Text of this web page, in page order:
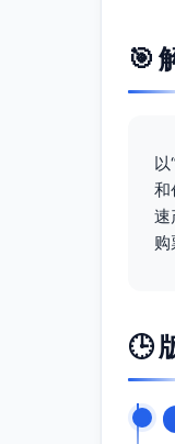
🎯
和
速
购
🕒